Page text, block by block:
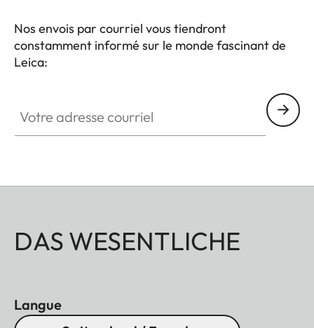
Nos envois par courriel vous tiendront
constamment informé sur le monde fascinant de
Leica:
DAS WESENTLICHE
Langue